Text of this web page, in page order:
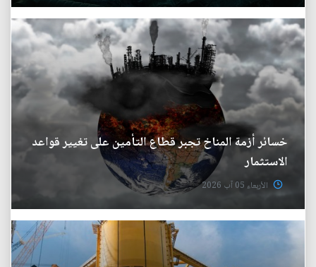
خسائر أزمة المناخ تجبر قطاع التأمين على تغيير قواعد
الاستثمار
الأربعاء 05 آب 2026